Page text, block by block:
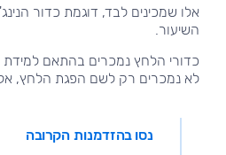
אלו שמכינים לבד, דוגמת כדור
השיעור.
כדורי הלחץ נמכרים בהתאם למידת
לא נמכרים רק לשם הפגת הלחץ,
נסו בהזדמנות הקרובה